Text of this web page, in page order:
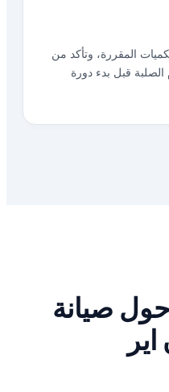
المقررة، وتأكد من
قبل بدء دورة
صيانة